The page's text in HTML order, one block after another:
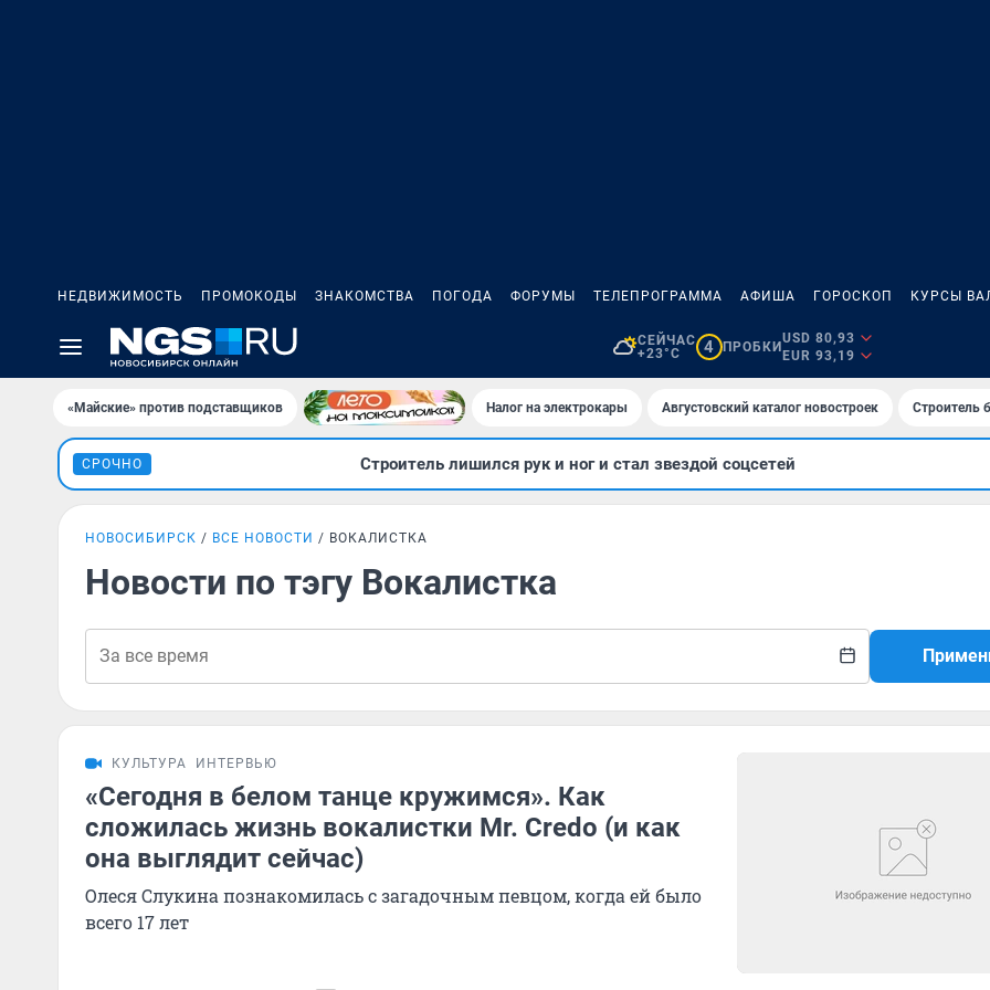
НЕДВИЖИМОСТЬ ПРОМОКОДЫ ЗНАКОМСТВА ПОГОДА ФОРУМЫ ТЕЛЕПРОГРАММА АФИША ГОРОСКОП КУРСЫ
СЕЙЧАС
+23°C
4 ПРОБКИ
USD 80,93
EUR 93,19
«Майские» против подставщиков Налог на электрокары Августовский каталог новостроек Строитель
СРОЧНО Строитель лишился рук и ног и стал звездой соцсетей
НОВОСИБИРСК ВСЕ НОВОСТИ ВОКАЛИСТКА
Новости по тэгу Вокалистка
КУЛЬТУРА ИНТЕРВЬЮ
«Сегодня в белом танце кружимся». Как
сложилась жизнь вокалистки Mr. Credo (и как
она выглядит сейчас)
Олеся Слукина познакомилась с загадочным певцом, когда ей было
всего 17 лет